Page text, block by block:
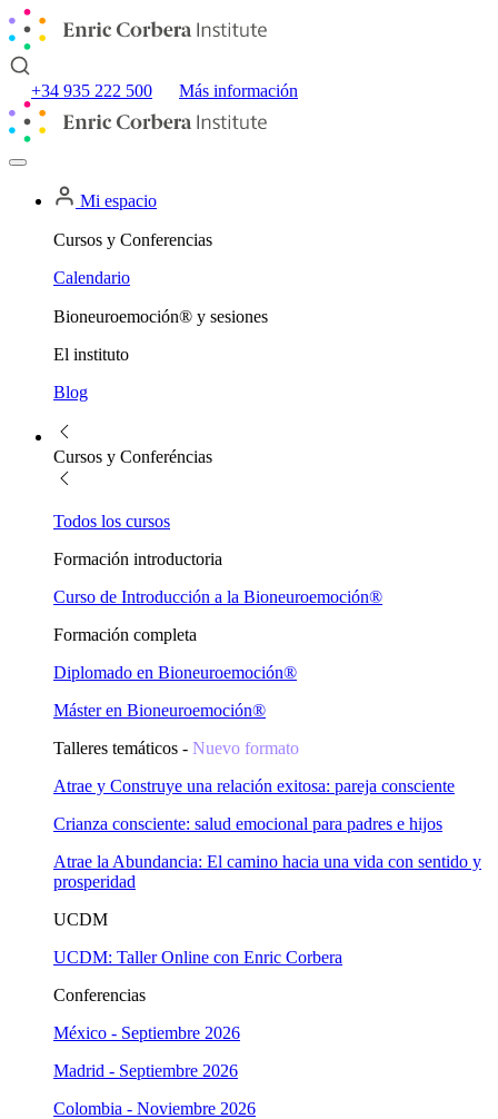
+34 935 222 500 Más información
Mi espacio
Cursos y Conferencias
Calendario
Bioneuroemoción® y sesiones
El instituto
Blog
Cursos y Conferéncias
Todos los cursos
Formación introductoria
Curso de Introducción a la Bioneuroemoción®
Formación completa
Diplomado en Bioneuroemoción®
Máster en Bioneuroemoción®
Talleres temáticos - Nuevo formato
Atrae y Construye una relación exitosa: pareja consciente
Crianza consciente: salud emocional para padres e hijos
Atrae la Abundancia: El camino hacia una vida con sentido y
prosperidad
UCDM
UCDM: Taller Online con Enric Corbera
Conferencias
México - Septiembre 2026
Madrid - Septiembre 2026
Colombia - Noviembre 2026